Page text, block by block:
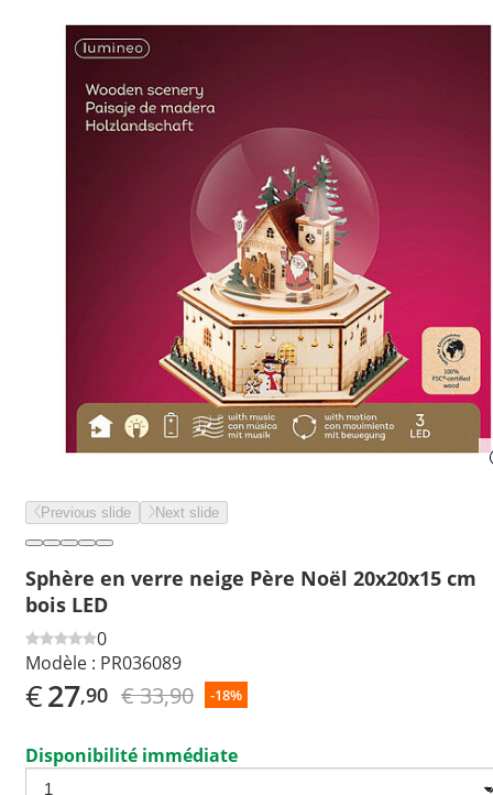
Previous slide Next slide
Sphère en verre neige Père Noël 20x20x15 cm
bois LED
0
Modèle : PR036089
€27,90 € 33,90 -18%
Disponibilité immédiate